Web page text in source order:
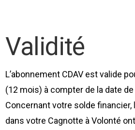
Validité
L’abonnement CDAV est valide
(12 mois) à compter de la date
Concernant votre solde
dans votre Cagnotte à Volonté